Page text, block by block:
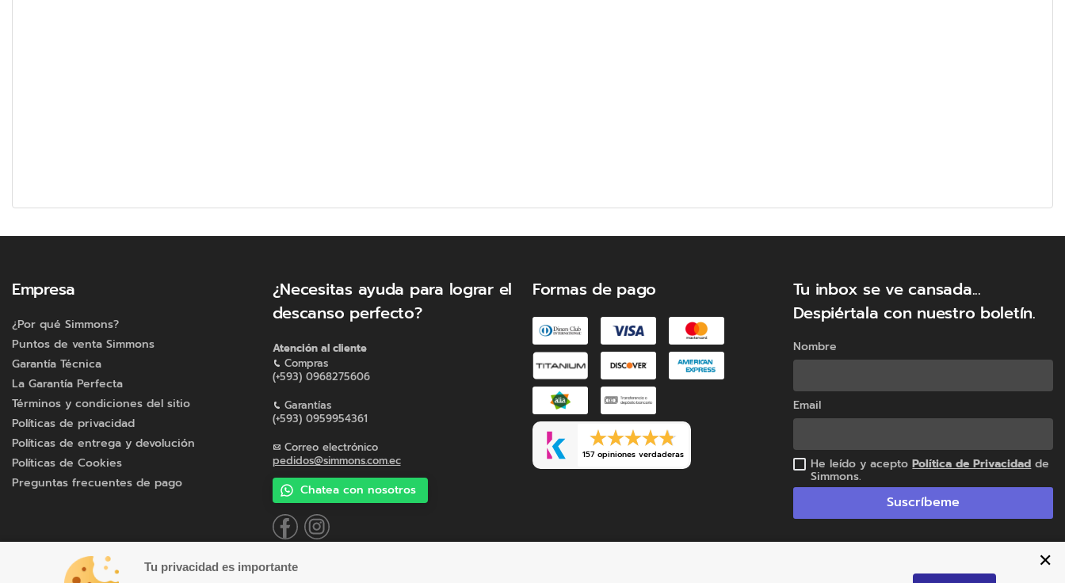
Tu privacidad es importante ✕
Empresa
¿Por qué Simmons?
Puntos de venta Simmons
Garantía Técnica
La Garantía Perfecta
Términos y condiciones del sitio
Políticas de privacidad
Políticas de entrega y devolución
Políticas de Cookies
Preguntas frecuentes de pago
¿Necesitas ayuda para lograr el
descanso perfecto?
Atención al cliente
Compras
(+593) 0968275606
Garantías
(+593) 0959954361
Correo electrónico
pedidos@simmons.com.ec
Chatea con nosotros
Formas de pago
157 opiniones verdaderas
Tu inbox se ve cansada...
Despiértala con nuestro boletín.
Nombre
Email
He leído y aceptoPolítica de Privacidad de
Simmons.
Suscríbeme